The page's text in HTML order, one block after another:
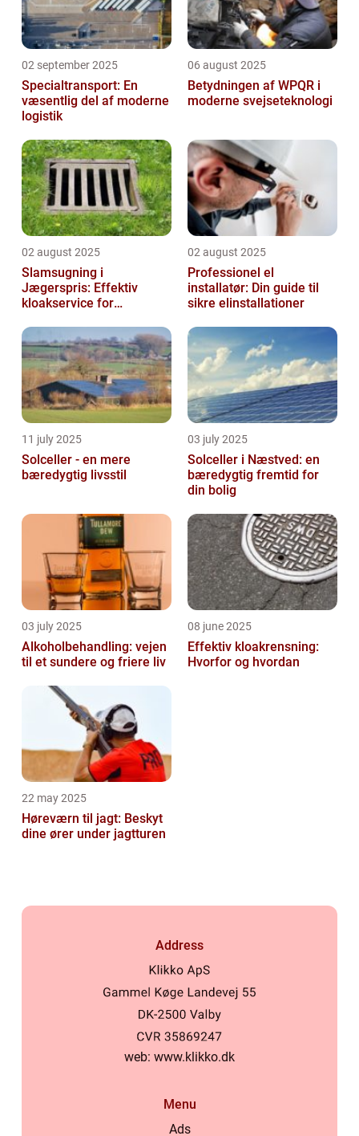
02 september 2025
Specialtransport: En
væsentlig del af moderne
logistik
06 august 2025
Betydningen af WPQR i
moderne svejseteknologi
02 august 2025
Slamsugning i
Jægerspris: Effektiv
kloakservice for
vedligeholdelse
02 august 2025
Professionel el
installatør: Din guide til
sikre elinstallationer
11 july 2025
Solceller - en mere
bæredygtig livsstil
03 july 2025
Solceller i Næstved: en
bæredygtig fremtid for
din bolig
03 july 2025
Alkoholbehandling: vejen
til et sundere og friere liv
08 june 2025
Effektiv kloakrensning:
Hvorfor og hvordan
22 may 2025
Høreværn til jagt: Beskyt
dine ører under jagtturen
Address
web: www.klikko.dk
Menu
Ads